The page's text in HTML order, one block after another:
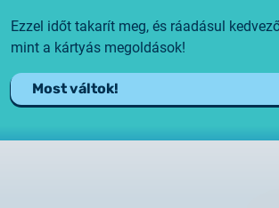
Ezzel időt takarít meg, és ráadásul
mint a kártyás megoldások!
Most váltok!